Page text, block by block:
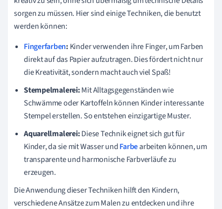
sorgen zu müssen. Hier sind einige Techniken, die benutzt
werden können:
Fingerfarben: Kinder verwenden ihre Finger, um Farben
direkt auf das Papier aufzutragen. Dies fördert nicht nur
die Kreativität, sondern macht auch viel Spaß!
Stempelmalerei:Mit Alltagsgegenständen wie
Schwämme oder Kartoffeln können Kinder interessante
Stempel erstellen. So entstehen einzigartige Muster.
Aquarellmalerei:Diese Technik eignet sich gut für
Kinder, da sie mit Wasser undFarbearbeiten können, um
transparente und harmonische Farbverläufe zu
erzeugen.
Die Anwendung dieser Techniken hilft den Kindern,
verschiedene Ansätze zum Malen zu entdecken und ihre